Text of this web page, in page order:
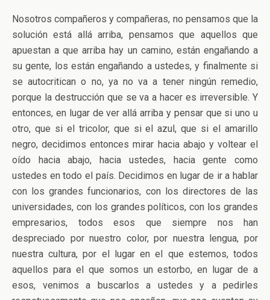
Nosotros compañeros y compañeras, no pensamos que la
solución está allá arriba, pensamos que aquellos que
apuestan a que arriba hay un camino, están engañando a
su gente, los están engañando a ustedes, y finalmente si
se autocritican o no, ya no va a tener ningún remedio,
porque la destrucción que se va a hacer es irreversible. Y
entonces, en lugar de ver allá arriba y pensar que si uno u
otro, que si el tricolor, que si el azul, que si el amarillo
negro, decidimos entonces mirar hacia abajo y voltear el
oído hacia abajo, hacia ustedes, hacia gente como
ustedes en todo el país. Decidimos en lugar de ir a hablar
con los grandes funcionarios, con los directores de las
universidades, con los grandes políticos, con los grandes
empresarios, todos esos que siempre nos han
despreciado por nuestro color, por nuestra lengua, por
nuestra cultura, por el lugar en el que estemos, todos
aquellos para el que somos un estorbo, en lugar de a
esos, venimos a buscarlos a ustedes y a pedirles